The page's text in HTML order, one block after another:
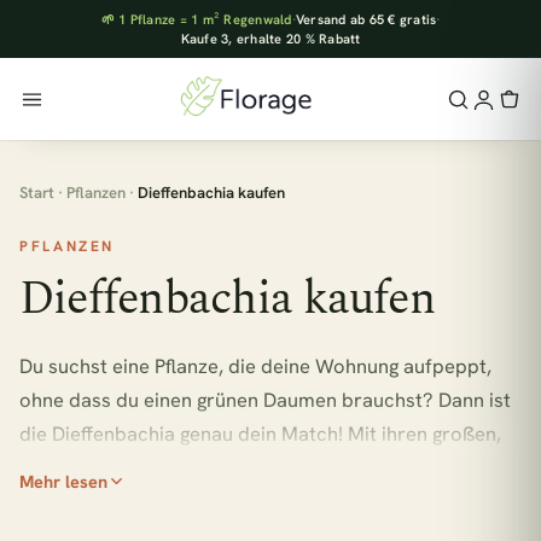
🌱 1 Pflanze = 1 m² Regenwald·Versand ab 65 € gratis·
Kaufe 3, erhalte 20 % Rabatt
Start · Pflanzen · Dieffenbachia kaufen
PFLANZEN
Dieffenbachia kaufen
Du suchst eine Pflanze, die deine Wohnung aufpeppt,
ohne dass du einen grünen Daumen brauchst? Dann ist
die Dieffenbachia genau dein Match! Mit ihren großen,
Mehr lesen